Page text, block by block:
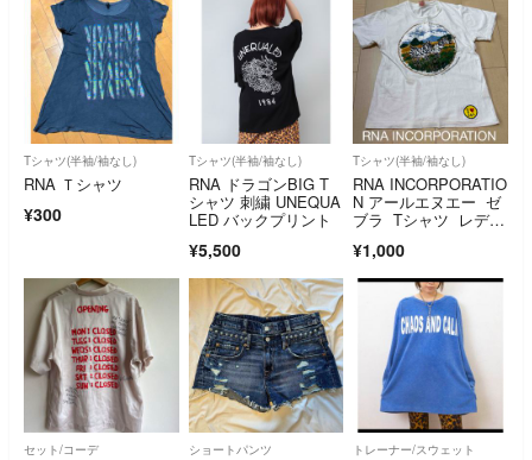
Tシャツ(半袖/袖なし)
RNA Ｔシャツ
¥300
Tシャツ(半袖/袖なし)
RNA ドラゴンBIG T
シャツ 刺繍 UNEQUA
LED バックプリント
¥5,500
Tシャツ(半袖/袖なし)
RNA INCORPORATIO
N アールエヌエー ゼ
ブラ Tシャツ レディ
¥1,000
セット/コーデ ショートパンツ トレーナー/スウェット